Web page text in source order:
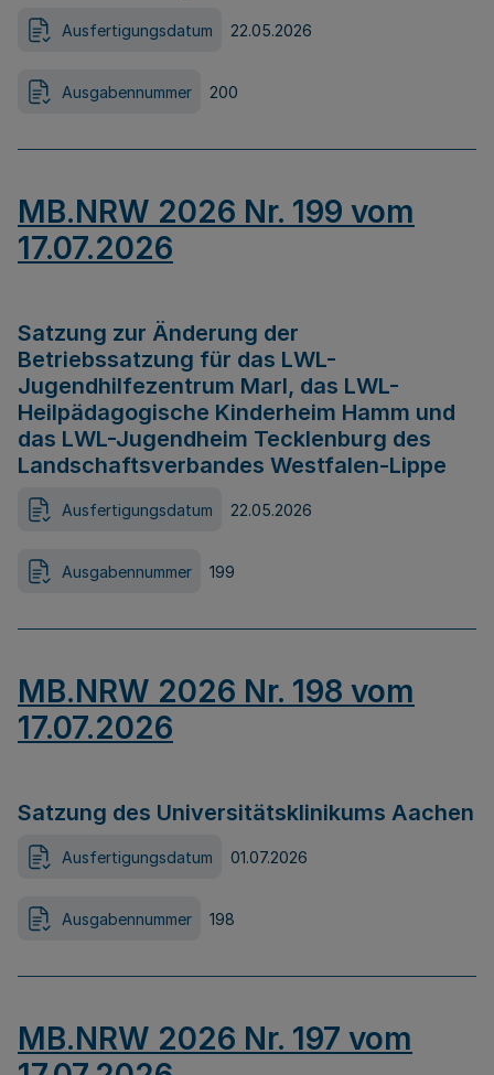
Ausfertigungsdatum 22.05.2026
Ausgabennummer 200
MB.NRW 2026 Nr. 199 vom
17.07.2026
Satzung zur Änderung der
Betriebssatzung für das LWL-
Jugendhilfezentrum Marl, das LWL-
Heilpädagogische Kinderheim Hamm und
das LWL-Jugendheim Tecklenburg des
Landschaftsverbandes Westfalen-Lippe
Ausfertigungsdatum 22.05.2026
Ausgabennummer 199
MB.NRW 2026 Nr. 198 vom
17.07.2026
Satzung des Universitätsklinikums Aachen
Ausfertigungsdatum 01.07.2026
Ausgabennummer 198
MB.NRW 2026 Nr. 197 vom